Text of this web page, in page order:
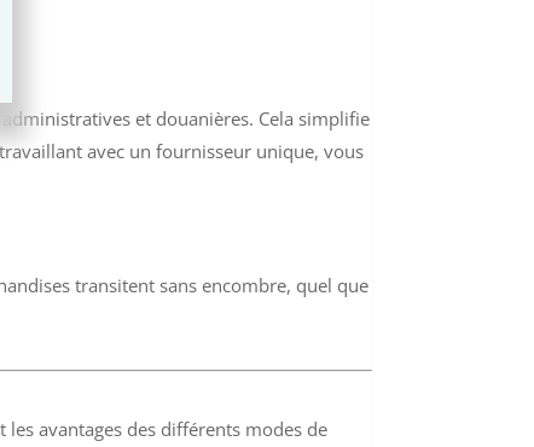
et douanières. Cela simplifie
avec un fournisseur unique, vous
transitent sans encombre, quel que
avantages des différents modes de